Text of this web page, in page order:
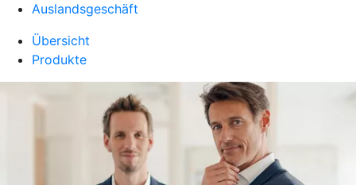
Auslandsgeschäft
Übersicht
Produkte